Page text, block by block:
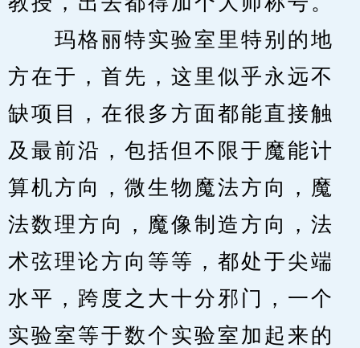
玛格丽特实验室里特别的地
方在于，首先，这里似乎永远不
缺项目，在很多方面都能直接触
及最前沿，包括但不限于魔能计
算机方向，微生物魔法方向，魔
法数理方向，魔像制造方向，法
术弦理论方向等等，都处于尖端
水平，跨度之大十分邪门，一个
实验室等于数个实验室加起来的